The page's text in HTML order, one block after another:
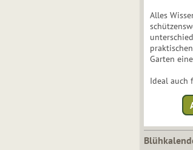
Alles
Garten
Ideal auch